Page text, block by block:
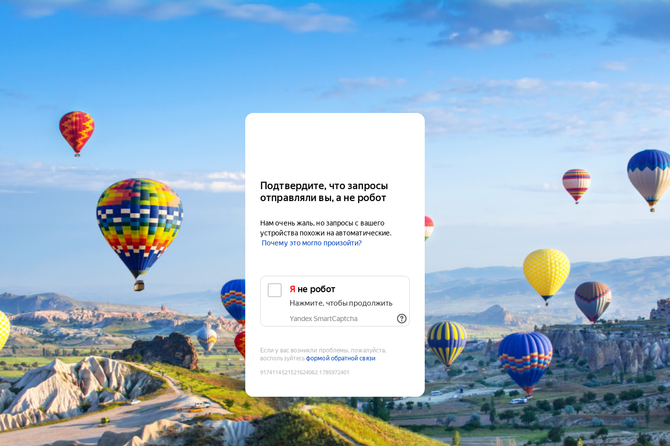
Подтвердите, что запросы
отправляли вы, а не робот
Нам очень жаль, но запросы с вашего
устройства похожи на автоматические.
Почему это могло произойти?
Я не робот
Нажмите, чтобы продолжить
Yandex SmartCaptcha
Если у вас возникли проблемы, пожалуйста,
воспользуйтесьформой обратной связи
9174114521521624062:1785972401